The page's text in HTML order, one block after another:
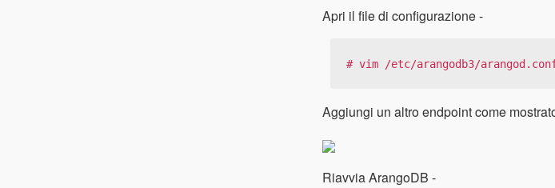
Apri il file di configurazione -
# vim /etc/arangodb3/
Aggiungi un altro endpoint come
Riavvia ArangoDB -